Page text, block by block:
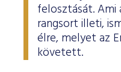
felosztását. Ami
rangsort illeti,
élre, melyet az
követett.